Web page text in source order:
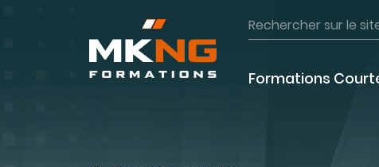
Formations